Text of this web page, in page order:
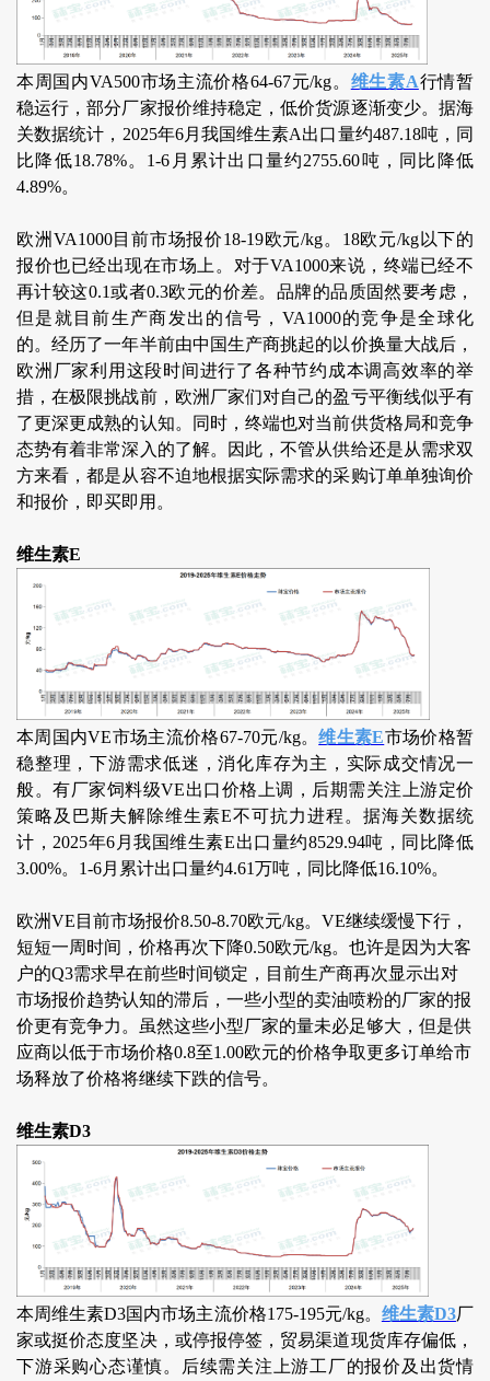
本周国内VA500市场主流价格64-67元/kg。 维生素A行情暂
稳运行，部分厂家报价维持稳定，低价货源逐渐变少。据海
关数据统计，2025年6月我国维生素A出口量约487.18吨，同
比降低18.78%。1-6月累计出口量约2755.60吨，同比降低
4.89%。
欧洲VA1000目前市场报价18-19欧元/kg。18欧元/kg以下的
报价也已经出现在市场上。对于VA1000来说，终端已经不
再计较这0.1或者0.3欧元的价差。品牌的品质固然要考虑，
但是就目前生产商发出的信号，VA1000的竞争是全球化
的。经历了一年半前由中国生产商挑起的以价换量大战后，
欧洲厂家利用这段时间进行了各种节约成本调高效率的举
措，在极限挑战前，欧洲厂家们对自己的盈亏平衡线似乎有
了更深更成熟的认知。同时，终端也对当前供货格局和竞争
态势有着非常深入的了解。因此，不管从供给还是从需求双
方来看，都是从容不迫地根据实际需求的采购订单单独询价
和报价，即买即用。
维生素E
本周国内VE市场主流价格67-70元/kg。维生素E市场价格暂
稳整理，下游需求低迷，消化库存为主，实际成交情况一
般。有厂家饲料级VE出口价格上调，后期需关注上游定价
策略及巴斯夫解除维生素E不可抗力进程。据海关数据统
计，2025年6月我国维生素E出口量约8529.94吨，同比降低
3.00%。1-6月累计出口量约4.61万吨，同比降低16.10%。
欧洲VE目前市场报价8.50-8.70欧元/kg。VE继续缓慢下行，
短短一周时间，价格再次下降0.50欧元/kg。也许是因为大客
户的Q3需求早在前些时间锁定，目前生产商再次显示出对
市场报价趋势认知的滞后，一些小型的卖油喷粉的厂家的报
价更有竞争力。虽然这些小型厂家的量未必足够大 ，但是供
应商以低于市场价格0.8至1.00欧元的价格争取更多订单给市
场释放了价格将继续下跌的信号。
维生素D3
本周维生素D3国内市场主流价格175-195元/kg。 维生素D3厂
家或挺价态度坚决，或停报停签，贸易渠道现货库存偏低，
下游采购心态谨慎。后续需关注上游工厂的报价及出货情